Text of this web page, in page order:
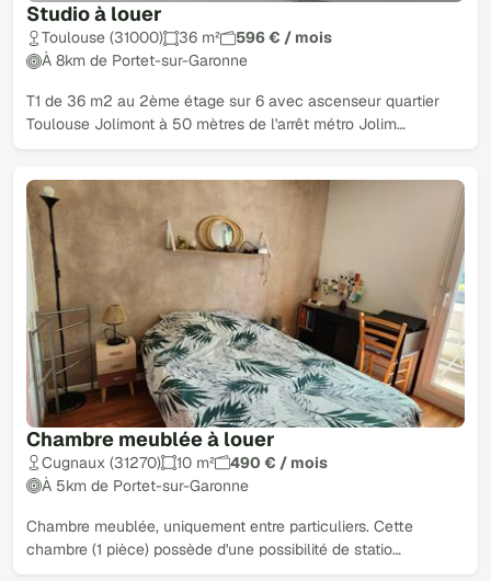
Studio à louer
Toulouse (31000) 36 m²
596 € / mois
À 8km de Portet-sur-Garonne
T1 de 36 m2 au 2ème étage sur 6 avec ascenseur quartier
Toulouse Jolimont à 50 mètres de l'arrêt métro Jolim…
Chambre meublée à louer
Cugnaux (31270) 10 m²
490 € / mois
À 5km de Portet-sur-Garonne
Chambre meublée, uniquement entre particuliers. Cette
chambre (1 pièce) possède d'une possibilité de statio…